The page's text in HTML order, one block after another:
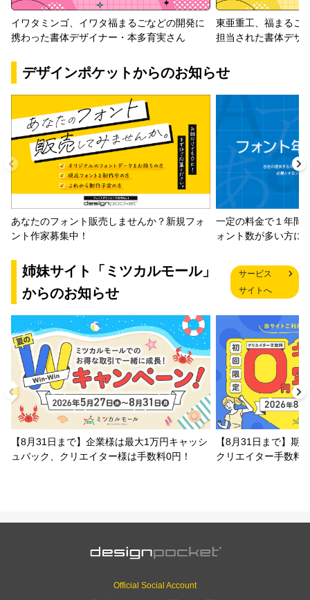
イワタミンゴ、イワタ福まるごなどの開発に
携わった書体デザイナー・本多育実さん
東亜重工、福まるご
担当された書体デザ
デザインポケットからのお知らせ
あなたのフォント販売しませんか？新規フォ
ント作家募集中！
一定の料金で１年間
ォント数が多い方に
姉妹サイト「ミツカルモール」
からのお知らせ
サービス
サイトへ
【8月31日まで】企業様は最大1万円キャッシ
ュバック、クリエイター様は手数料0円！
【8月31日まで】期
クリエイター手数料
Official Social Account